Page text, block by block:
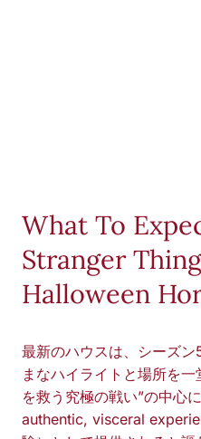
What To
Stranger
Halloween
最新のハウスは、シーズ
まなハイライトと場所を
を救う究極の戦い”の中心
authentic, visceral